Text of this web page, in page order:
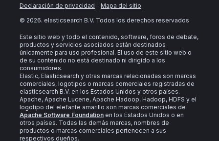
Declaración de privacidad
Mapa del sitio
© 2026. elasticsearch B.V. Todos los derechos reservados
Este sitio web y todo el contenido, software, foros de debate,
productos y servicios asociados están destinados
únicamente para uso profesional. El uso de este sitio web o
de su contenido no está destinado ni dirigido a los
consumidores.
Elastic, Elasticsearch y otras marcas relacionadas son marcas
comerciales, logotipos o marcas comerciales registradas de
elasticsearch B.V. en los Estados Unidos y otros países.
Apache, Apache Lucene, Apache Hadoop, Hadoop, HDFS y el
logotipo del elefante amarillo son marcas comerciales de
Apache Software Foundation en los Estados Unidos o en
otros países. Todas las demás marcas, nombres de
productos o marcas comerciales pertenecen a sus
respectivos dueños.